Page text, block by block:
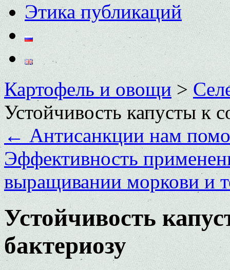
Этика публикаций
Картофель и овощи>
Устойчивость капусты к
←Антисанкции нам
Эффективность
выращивании моркови и
Устойчивость
бактериозу